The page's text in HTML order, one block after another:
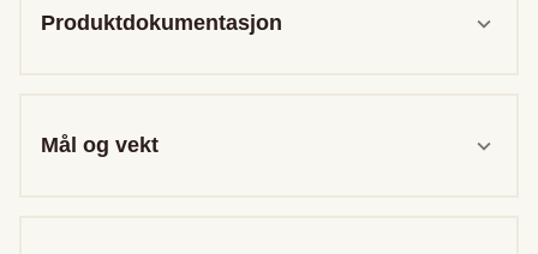
Produktdokumentasjon
Mål og vekt